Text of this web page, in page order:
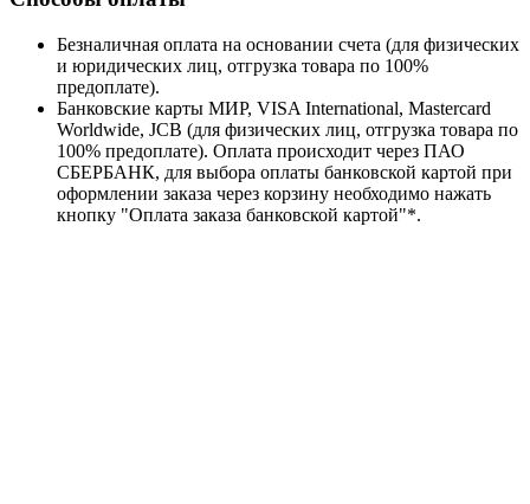
Безналичная оплата на основании счета (для физических
и юридических лиц, отгрузка товара по 100%
предоплате).
Банковские карты МИР, VISA International, Mastercard
Worldwide, JCB (для физических лиц, отгрузка товара по
100% предоплате). Оплата происходит через ПАО
СБЕРБАНК, для выбора оплаты банковской картой при
оформлении заказа через корзину необходимо нажать
кнопку "Оплата заказа банковской картой"*.